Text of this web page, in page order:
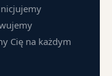
Cię na każdym